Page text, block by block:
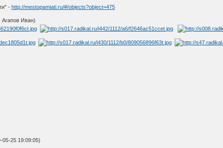
-http://mestopamiati.ru/#/objects?object=475
Агапов Иван)
05-25 19:09:05)